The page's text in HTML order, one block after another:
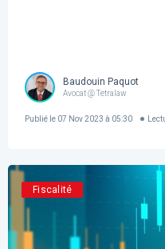
Baudouin Paquot
Avocat @ Tetralaw
Publié le 07 Nov 2023 à 05:30
Fiscalité